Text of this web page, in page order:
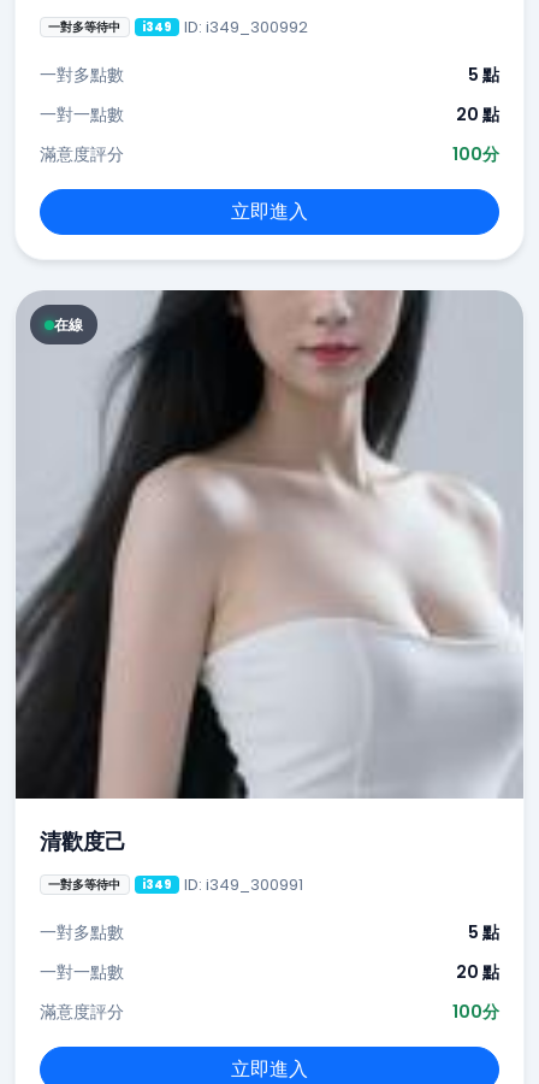
一對多等待中 i349 ID: i349_300992
一對多點數
5 點
一對一點數
20 點
滿意度評分
100分
立即進入
在線
清歡度己
一對多等待中 i349 ID: i349_300991
一對多點數
5 點
一對一點數
20 點
滿意度評分
100分
立即進入